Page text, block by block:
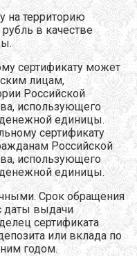
на территорию
в качестве
сертификату может
лицам,
Российской
использующего
единицы.
сертификату
Российской
использующего
единицы.
Срок обращения
даты выдачи
сертификата
или вклада по
годом.